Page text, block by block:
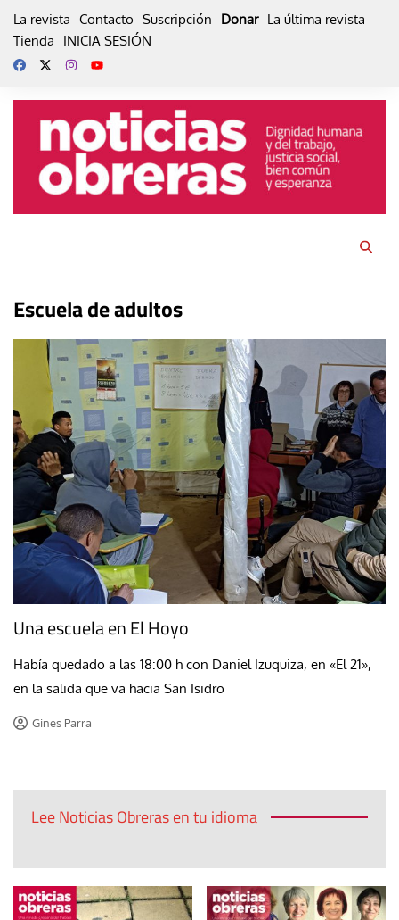
La revista Contacto Suscripción Donar La última revista
Tienda
INICIA SESIÓN
Escuela de adultos
Una escuela en El Hoyo
Había quedado a las 18:00 h con Daniel Izuquiza, en «El 21»,
en la salida que va hacia San Isidro
Gines Parra
Lee Noticias Obreras en tu idioma